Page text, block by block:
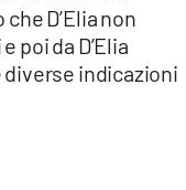
D’Elia non
poi da D’Elia
indicazioni